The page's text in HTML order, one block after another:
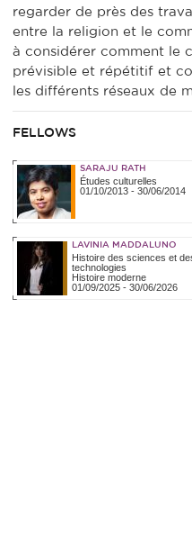
regarder de près des
entre la religion et le
à considérer comment le
prévisible et répétitif et
les différents réseaux de
FELLOWS
SARAJU RATH
Études culturelles
01/10/2013- 30/06/2014
LAVINIA MADDALUNO
Histoire des sciences et
technologies
Histoire moderne
01/09/2025- 30/06/2026